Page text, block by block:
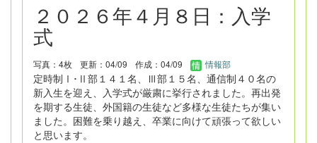
２０２６年４月８日：入学
式
写真：4枚 更新：04/09 作成：04/09 情報部
定時制Ⅰ･Ⅱ部１４１名、Ⅲ部１５名、通信制４０名の
新入生を迎え、入学式が厳粛に挙行されました。再出発
を期する生徒、外国籍の生徒など多様な生徒たちが集い
ました。困難を乗り越え、卒業に向けて頑張って欲しい
と思います。